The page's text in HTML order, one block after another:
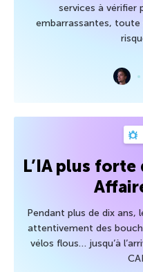
services à vérifier
embarrassantes, toute
L’IA plus forte
Pendant plus de dix ans,
attentivement des
vélos flous… jusqu’à